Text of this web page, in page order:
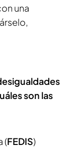
una
son las
(FEDIS)